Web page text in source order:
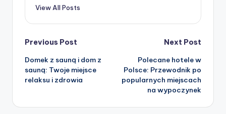
View All Posts
Post
navigation
Previous Post
Domek z sauną i dom z
sauną: Twoje miejsce
relaksu i zdrowia
Next Post
Polecane hotele w
Polsce: Przewodnik po
popularnych miejscach
na wypoczynek